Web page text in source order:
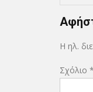
Η ηλ.
Σχόλιο *